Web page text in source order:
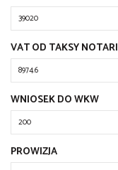
VAT OD TAKSY
WNIOSEK DO WKW
PROWIZJA